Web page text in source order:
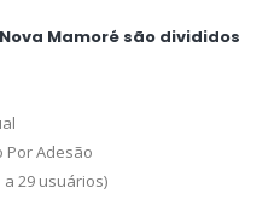
Mamoré são divididos
Por Adesão
a 29 usuários)